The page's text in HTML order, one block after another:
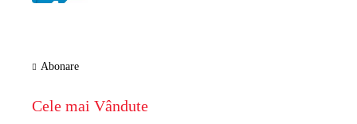
Abonare
Cele mai Vândute